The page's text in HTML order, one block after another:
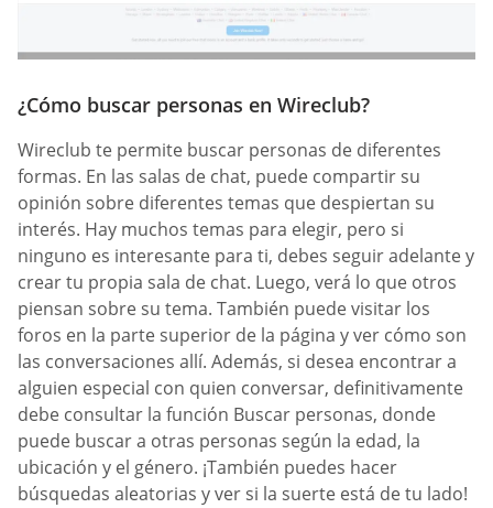
¿Cómo buscar personas en Wireclub?
Wireclub te permite buscar personas de diferentes
formas. En las salas de chat, puede compartir su
opinión sobre diferentes temas que despiertan su
interés. Hay muchos temas para elegir, pero si
ninguno es interesante para ti, debes seguir adelante y
crear tu propia sala de chat. Luego, verá lo que otros
piensan sobre su tema. También puede visitar los
foros en la parte superior de la página y ver cómo son
las conversaciones allí. Además, si desea encontrar a
alguien especial con quien conversar, definitivamente
debe consultar la función Buscar personas, donde
puede buscar a otras personas según la edad, la
ubicación y el género. ¡También puedes hacer
búsquedas aleatorias y ver si la suerte está de tu lado!